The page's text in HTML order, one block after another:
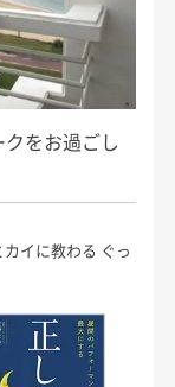
をお過ごし
イに教わる ぐっ